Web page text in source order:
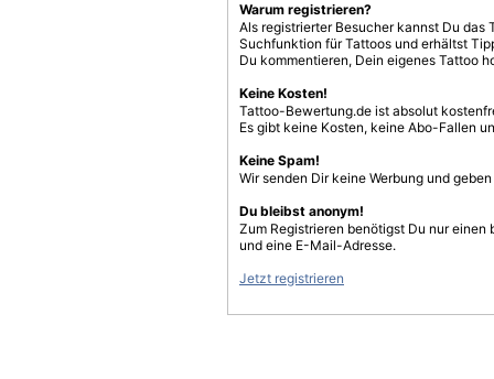
Warum registrieren?
Als registrierter Besucher kannst Du
Suchfunktion für Tattoos und erhältst
Du kommentieren, Dein eigenes Tattoo
Keine Kosten!
Tattoo-Bewertung.de ist absolut
Es gibt keine Kosten, keine Abo-Fallen
Keine Spam!
Wir senden Dir keine Werbung und
Du bleibst anonym!
Zum Registrieren benötigst Du nur einen
und eine E-Mail-Adresse.
Jetzt registrieren